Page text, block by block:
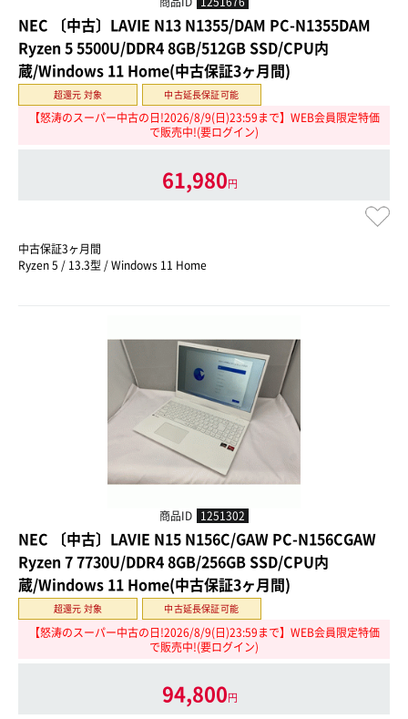
NEC 〔中古〕LAVIE N13 N1355/DAM PC-N1355DAM
Ryzen 5 5500U/DDR4 8GB/512GB SSD/CPU内
蔵/Windows 11 Home(中古保証3ヶ月間)
超還元 対象 中古延長保証可能
【怒涛のスーパー中古の日!2026/8/9(日)23:59まで】WEB会員限定特価
で販売中!(要ログイン)
61,980円
中古保証3ヶ月間
Ryzen 5 / 13.3型 / Windows 11 Home
商品ID 1251302
NEC 〔中古〕LAVIE N15 N156C/GAW PC-N156CGAW
Ryzen 7 7730U/DDR4 8GB/256GB SSD/CPU内
蔵/Windows 11 Home(中古保証3ヶ月間)
超還元 対象 中古延長保証可能
【怒涛のスーパー中古の日!2026/8/9(日)23:59まで】WEB会員限定特価
で販売中!(要ログイン)
94,800円